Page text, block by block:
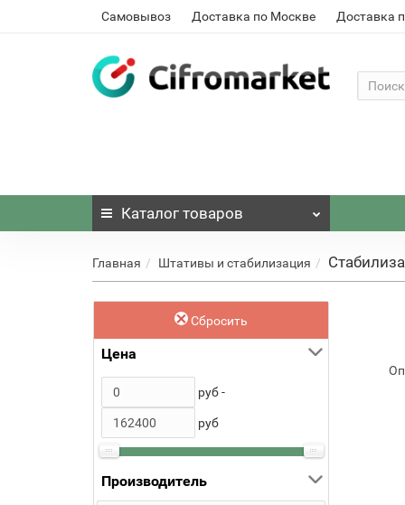
Самовывоз Доставка по Москве Доставка
Каталог товаров
Главная Штативы и стабилизация
Сбросить
Цена
руб -
руб
Производитель